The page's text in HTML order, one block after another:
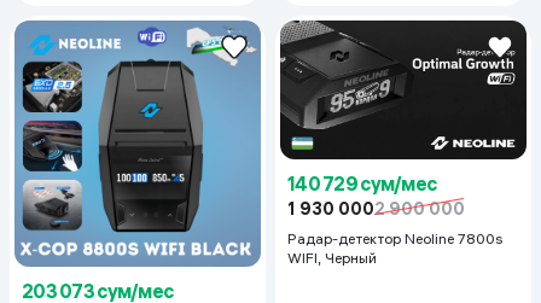
203 073 сум/мес
140 729 сум/мес
1 930 0002 900 000
Радар-детектор Neoline 7800s
WIFI, Черный